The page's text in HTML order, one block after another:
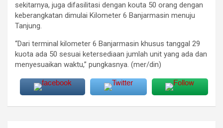
sekitarnya, juga difasilitasi dengan kouta 50 orang dengan
keberangkatan dimulai Kilometer 6 Banjarmasin menuju
Tanjung.
“Dari terminal kilometer 6 Banjarmasin khusus tanggal 29
kuota ada 50 sesuai ketersediaan jumlah unit yang ada dan
menyesuaikan waktu,” pungkasnya. (mer/din)